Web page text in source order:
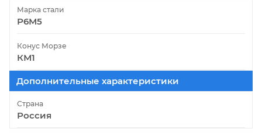
Марка стали
Р6М5
Конус Морзе
КМ1
Дополнительные характеристики
Страна
Россия